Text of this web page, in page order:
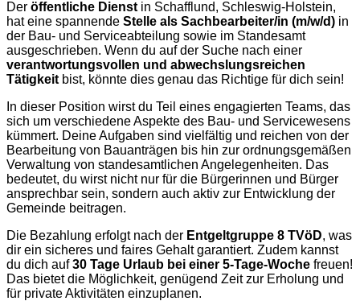
Der öffentliche Dienst in Schafflund, Schleswig-Holstein,
hat eine spannende Stelle als Sachbearbeiter/in (m/w/d) in
der Bau- und Serviceabteilung sowie im Standesamt
ausgeschrieben. Wenn du auf der Suche nach einer
verantwortungsvollen und abwechslungsreichen
Tätigkeit bist, könnte dies genau das Richtige für dich sein!
In dieser Position wirst du Teil eines engagierten Teams, das
sich um verschiedene Aspekte des Bau- und Servicewesens
kümmert. Deine Aufgaben sind vielfältig und reichen von der
Bearbeitung von Bauanträgen bis hin zur ordnungsgemäßen
Verwaltung von standesamtlichen Angelegenheiten. Das
bedeutet, du wirst nicht nur für die Bürgerinnen und Bürger
ansprechbar sein, sondern auch aktiv zur Entwicklung der
Gemeinde beitragen.
Die Bezahlung erfolgt nach der Entgeltgruppe 8 TVöD, was
dir ein sicheres und faires Gehalt garantiert. Zudem kannst
du dich auf30 Tage Urlaub bei einer 5-Tage-Woche freuen!
Das bietet die Möglichkeit, genügend Zeit zur Erholung und
für private Aktivitäten einzuplanen.